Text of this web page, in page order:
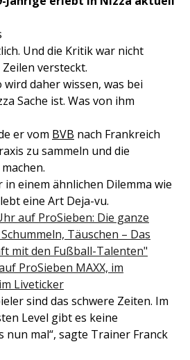
Und die Kritik war nicht
versteckt.
daher wissen, was bei
Sache ist. Was von ihm
er vom BVB nach Frankreich
zu sammeln und die
einem ähnlichen Dilemma wie
eine Art Deja-vu.
auf ProSieben: Die ganze
Täuschen – Das
mit den Fußball-Talenten"
ProSieben MAXX, im
Liveticker
sind das schwere Zeiten. Im
Level gibt es keine
nun mal“, sagte Trainer Franck